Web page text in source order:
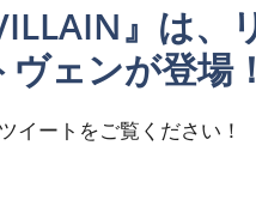
』は、
ェンが登場！
イートをご覧ください！